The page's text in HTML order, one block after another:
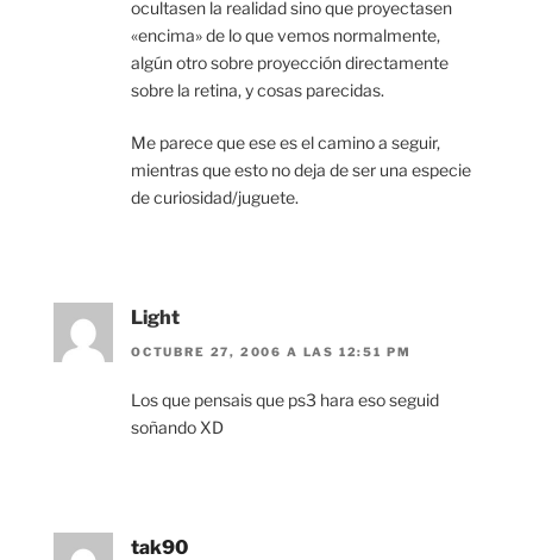
ocultasen la realidad sino que proyectasen
«encima» de lo que vemos normalmente,
algún otro sobre proyección directamente
sobre la retina, y cosas parecidas.
Me parece que ese es el camino a seguir,
mientras que esto no deja de ser una especie
de curiosidad/juguete.
Light
OCTUBRE 27, 2006 A LAS 12:51 PM
Los que pensais que ps3 hara eso seguid
soñando XD
tak90